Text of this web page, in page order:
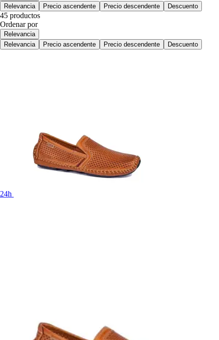
Relevancia
Precio ascendente Precio descendente Descuento
45 productos
Ordenar por
Relevancia
Relevancia
Precio ascendente Precio descendente Descuento
24h